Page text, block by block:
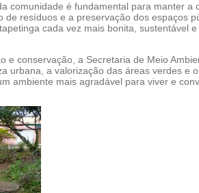
comunidade é fundamental para manter a
de resíduos e a preservação dos espaços
cada vez mais bonita, sustentável e
e conservação, a Secretaria de Meio
urbana, a valorização das áreas verdes e
ambiente mais agradável para viver e